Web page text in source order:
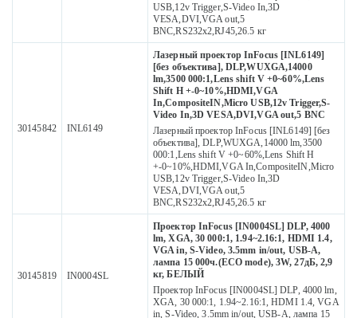
USB,12v Trigger,S-Video In,3D
VESA,DVI,VGA out,5
BNС,RS232х2,RJ45,26.5 кг
30145842 INL6149
Лазерный проектор InFocus [INL6149]
[без объектива], DLP,WUXGA,14000
lm,3500 000:1,Lens shift V +0~60%,Lens
Shift H +-0~10%,HDMI,VGA
In,CompositeIN,Micro USB,12v Trigger,S-
Video In,3D VESA,DVI,VGA out,5 BNС
Лазерный проектор InFocus [INL6149] [без
объектива], DLP,WUXGA,14000 lm,3500
000:1,Lens shift V +0~60%,Lens Shift H
+-0~10%,HDMI,VGA In,CompositeIN,Micro
USB,12v Trigger,S-Video In,3D
VESA,DVI,VGA out,5
BNС,RS232х2,RJ45,26.5 кг
30145819 IN0004SL
Проектор InFocus [IN0004SL] DLP, 4000
lm, XGA, 30 000:1, 1.94~2.16:1, HDMI 1.4,
VGA in, S-Video, 3.5mm in/out, USB-A,
лампа 15 000ч.(ECO mode), 3W, 27дБ, 2,9
кг, БЕЛЫЙ
Проектор InFocus [IN0004SL] DLP, 4000 lm,
XGA, 30 000:1, 1.94~2.16:1, HDMI 1.4, VGA
in, S-Video, 3.5mm in/out, USB-A, лампа 15